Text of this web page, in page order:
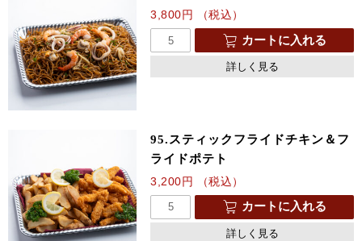
3,800円
（税込）
カートに入れる
詳しく見る
95.スティックフライドチキン＆フ
ライドポテト
3,200円
（税込）
カートに入れる
詳しく見る